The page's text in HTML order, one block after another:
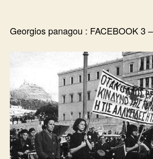
Georgios panagou : FACEBOOK 3